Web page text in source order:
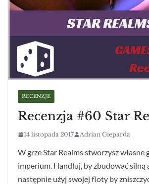
RECENZJE
Recenzja #60 Star
14 listopada 2017 Adrian Gieparda
W grze Star Realms stworzysz własne
imperium. Handluj, by zbudować silną
następnie użyj swojej floty by